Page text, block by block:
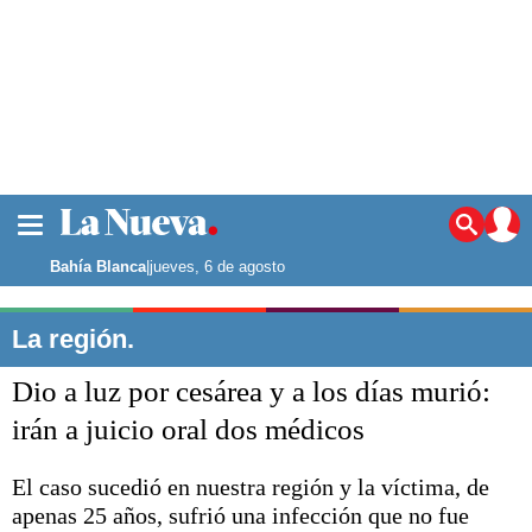
Noticias
La ciudad
Punta Alta
El mundo
Seguridad
Deportes
Escenario Olímpico
Liga del Sur
Bahía Blanca|jueves, 6 de agosto
La región.
Dio a luz por cesárea y a los días murió:
irán a juicio oral dos médicos
El caso sucedió en nuestra región y la víctima, de
apenas 25 años, sufrió una infección que no fue